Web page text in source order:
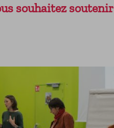
souhaitez soutenir